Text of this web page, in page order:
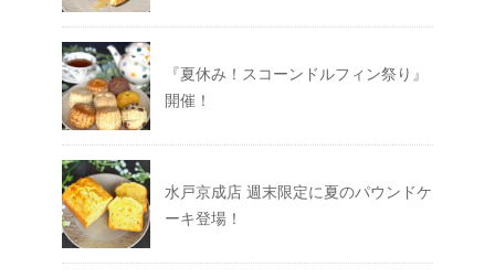
『夏休み！スコーンドルフィン祭り』
開催！
水戸京成店 週末限定に夏のパウンドケ
ーキ登場！